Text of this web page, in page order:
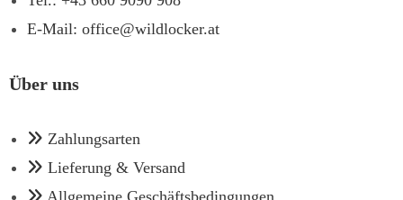
E-Mail: office@wildlocker.at
Über uns
Zahlungsarten
Lieferung & Versand
Allgemeine Geschäftsbedingungen